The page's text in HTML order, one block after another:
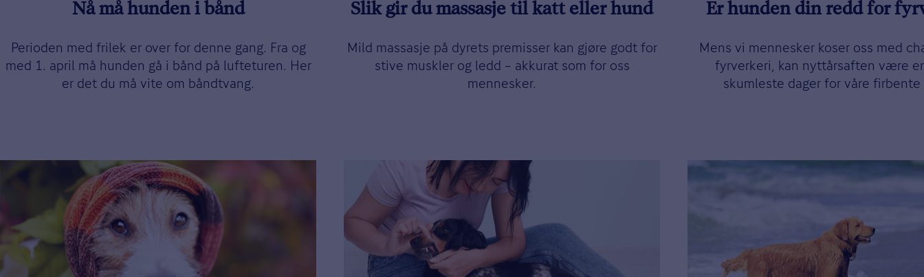
Nå må hunden i bånd
Perioden med frilek er over for denne gang. Fra og
med 1. april må hunden gå i bånd på lufteturen. Her
er det du må vite om båndtvang.
Slik gir du massasje til katt eller hund
Mild massasje på dyrets premisser kan gjøre godt for
stive muskler og ledd – akkurat som for oss
mennesker.
Er hunden din redd for
Mens vi mennesker koser oss med
fyrverkeri, kan nyttårsaften være
skumleste dager for våre firbente